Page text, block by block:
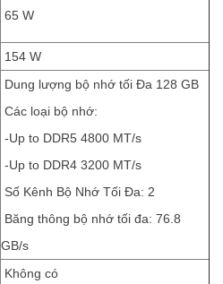
65 W
154 W
Dung lượng bộ nhớ tối Đa 128 GB
Các loại bộ nhớ:
-Up to DDR5 4800 MT/s
-Up to DDR4 3200 MT/s
Số Kênh Bộ Nhớ Tối Đa: 2
Băng thông bộ nhớ tối đa: 76.8
GB/s
Không có